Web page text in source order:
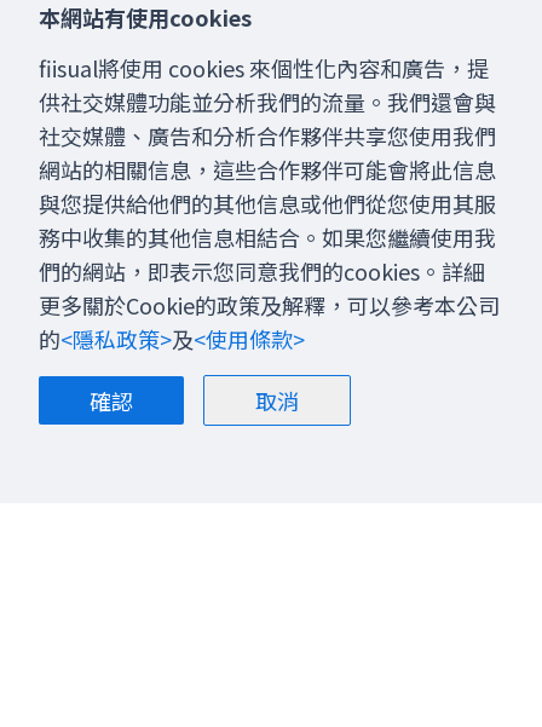
本網站有使用cookies
fiisual將使用 cookies 來個性化內容和廣告，提
供社交媒體功能並分析我們的流量。我們還會與
社交媒體、廣告和分析合作夥伴共享您使用我們
網站的相關信息，這些合作夥伴可能會將此信息
與您提供給他們的其他信息或他們從您使用其服
務中收集的其他信息相結合。如果您繼續使用我
們的網站，即表示您同意我們的cookies。詳細
更多關於Cookie的政策及解釋，可以參考本公司
的<隱私政策>及<使用條款>
確認
取消